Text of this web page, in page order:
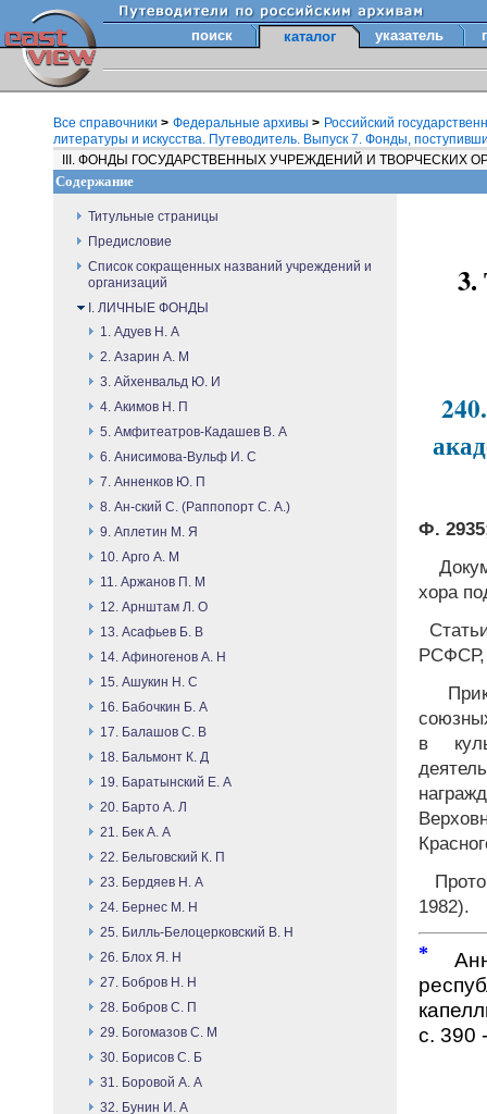
поиск каталог указатель
Все справочники > Федеральные архивы > Российский
литературы и искусства. Путеводитель. Выпуск 7. Фонды,
III. ФОНДЫ ГОСУДАРСТВЕННЫХ УЧРЕЖДЕНИЙ И ТВОРЧЕСКИХ
Содержание
Титульные страницы
Предисловие
Список сокращенных названий учреждений и
организаций
I. ЛИЧНЫЕ ФОНДЫ
1. Адуев Н. А
2. Азарин А. М
3. Айхенвальд Ю. И
4. Акимов Н. П
5. Амфитеатров-Кадашев В. А
6. Анисимова-Вульф И. С
7. Анненков Ю. П
8. Ан-ский С. (Раппопорт С. А.)
9. Аплетин М. Я
10. Арго А. М
11. Аржанов П. М
12. Арнштам Л. О
13. Асафьев Б. В
14. Афиногенов А. Н
15. Ашукин Н. С
16. Бабочкин Б. А
17. Балашов С. В
18. Бальмонт К. Д
19. Баратынский Е. А
20. Барто А. Л
21. Бек А. А
22. Бельговский К. П
23. Бердяев Н. А
24. Бернес М. Н
25. Билль-Белоцерковский В. Н
26. Блох Я. Н
27. Бобров Н. Н
28. Бобров С. П
29. Богомазов С. М
30. Борисов С. Б
31. Боровой А. А
32. Бунин И. А
Ф.
хора
РСФСР,
в
1982).
*
с. 390